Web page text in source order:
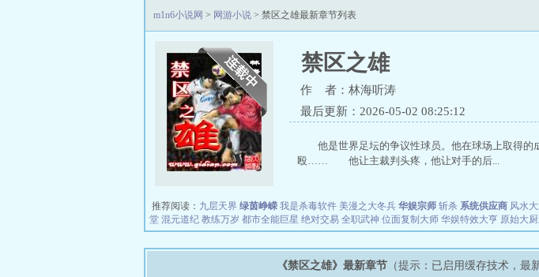
m1n6小说网 > 网游小说 > 禁区之雄最新章节列表
禁区之雄
作 者：林海听涛
最后更新：2026-05-02 08:25:12
他是世界足坛的争议性球员。他在球场上取得
殴…… 他让主裁判头疼，他让对手的后...
推荐阅读： 九层天界 绿茵峥嵘 我是杀毒软件 美漫之大冬兵 华娱宗师 斩杀 系统供应商 风水
堂 混元道纪 教练万岁 都市全能巨星 绝对交易 全职武神 位面复制大师 华娱特效大亨 原始大
《禁区之雄》最新章节 （提示：已启用缓存技术，最